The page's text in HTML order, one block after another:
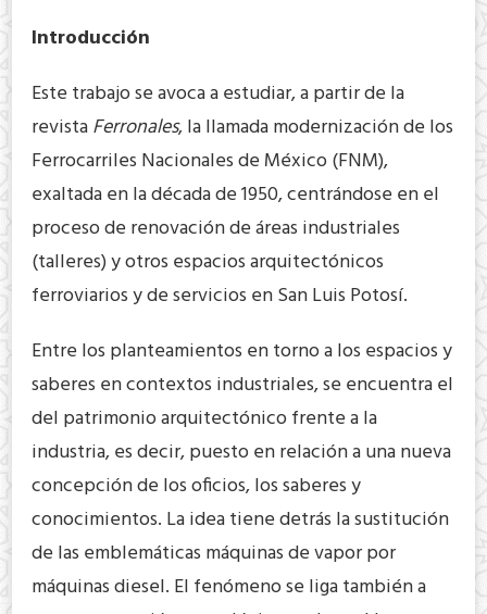
Introducción
Este trabajo se avoca a estudiar, a partir de la
revistaFerronales, la llamada modernización de los
Ferrocarriles Nacionales de México (FNM),
exaltada en la década de 1950, centrándose en el
proceso de renovación de áreas industriales
(talleres) y otros espacios arquitectónicos
ferroviarios y de servicios en San Luis Potosí.
Entre los planteamientos en torno a los espacios y
saberes en contextos industriales, se encuentra el
del patrimonio arquitectónico frente a la
industria, es decir, puesto en relación a una nueva
concepción de los oficios, los saberes y
conocimientos. La idea tiene detrás la sustitución
de las emblemáticas máquinas de vapor por
máquinas diesel. El fenómeno se liga también a